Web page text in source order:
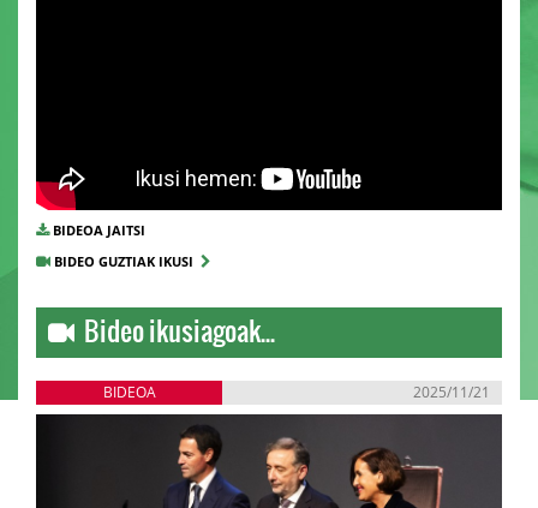
BIDEOA JAITSI
BIDEO GUZTIAK IKUSI
Bideo ikusiagoak...
BIDEOA 2025/11/21